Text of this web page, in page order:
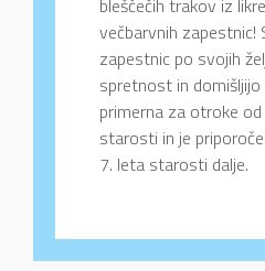
bleščečih trakov iz
večbarvnih zapestnic!
zapestnic po svojih
spretnost in domišljijo
primerna za otroke
starosti in je
7. leta starosti dalje.